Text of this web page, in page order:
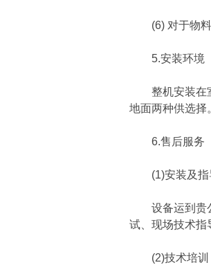
(6) 对于物料
5.安装环境
整机安装在室
地面两种供选择
6.售后服务
(1)安装及指
设备运到贵公
试、现场技术指
(2)技术培训